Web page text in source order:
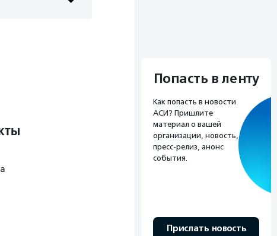
Попасть в ленту
Как попасть в новости
АСИ? Пришлите
материал о вашей
организации, новость,
пресс-релиз, анонс
события.
Прислать новость